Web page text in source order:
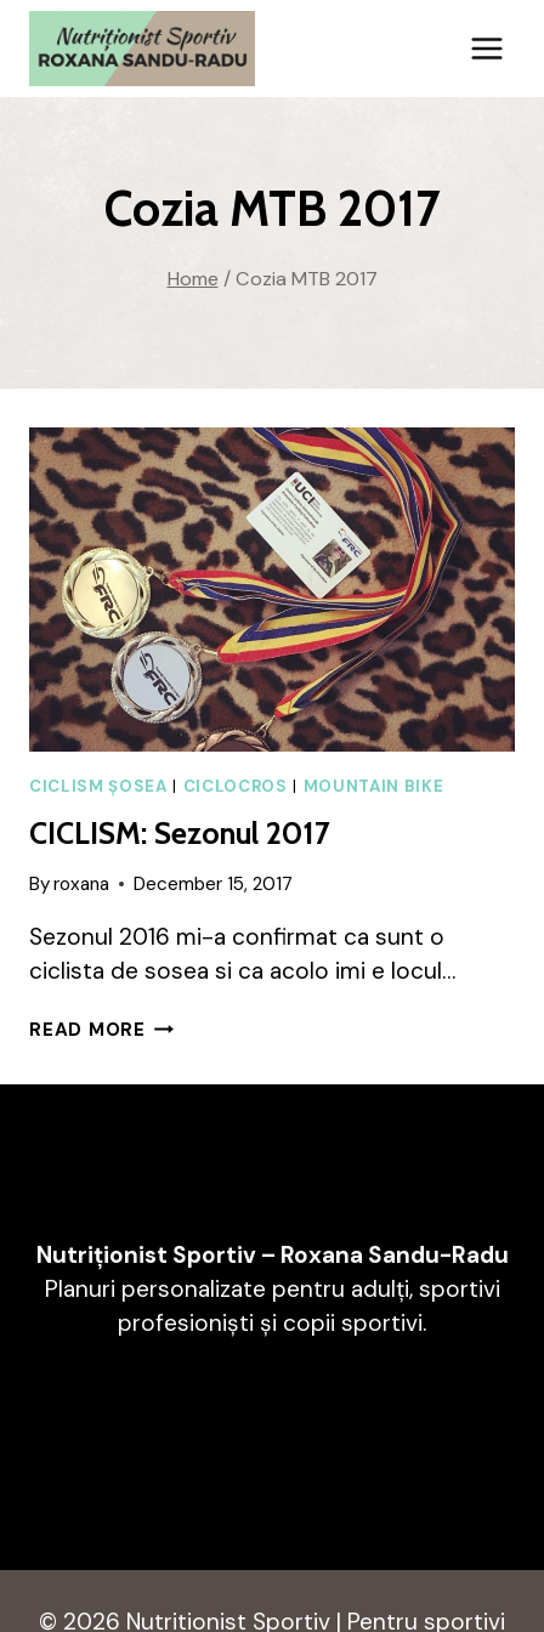
Skip
content
Cozia MTB 2017
Home / Cozia MTB 2017
CICLISM ȘOSEA | CICLOCROS | MOUNTAIN BIKE
CICLISM: Sezonul 2017
Byroxana December 15, 2017
Sezonul 2016 mi-a confirmat ca sunt o
ciclista de sosea si ca acolo imi e locul…
READ MORE CICLISM:
Nutriționist Sportiv – Roxana Sandu-Radu
Planuri personalizate pentru adulți, sportivi
profesioniști și copii sportivi.
© 2026 Nutritionist Sportiv | Pentru sportivi